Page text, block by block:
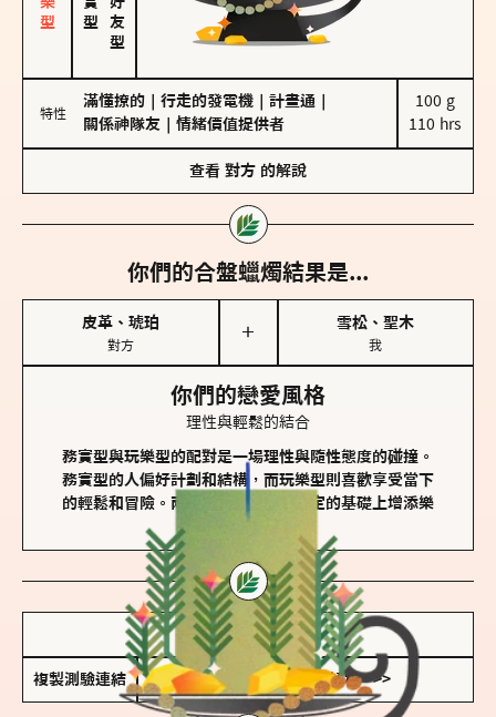
好友型
特性
滿懂撩的 行走的發電機 計畫通
關係神隊友
情緒價值提供者
100 g
110 hrs
查看 對方 的解說
你們的合盤蠟燭結果是...
皮革、琥珀
對方
＋
雪松、聖木
我
你們的戀愛風格
理性與輕鬆的結合
務實型與玩樂型的配對是一場理性與隨性態度的碰撞。
務實型的人偏好計劃和結構，而玩樂型則喜歡享受當下
的輕鬆和冒險。兩者的關係能夠在穩定的基礎上增添樂
儲存我的結果圖
複製測驗連結 查看香氛類型全解析 >>>